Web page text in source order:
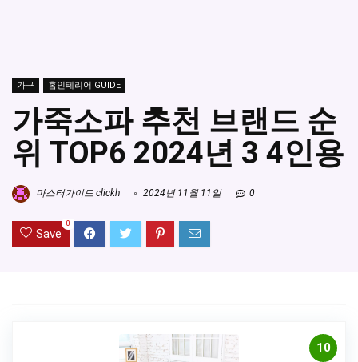
가구 홈인테리어 GUIDE
가죽소파 추천 브랜드 순
위 TOP6 2024년 3 4인용
마스터가이드 clickh 2024년 11월 11일 0
Save
0
10